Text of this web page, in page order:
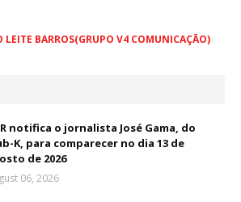
LEITE BARROS(GRUPO V4 COMUNICAÇÃO)
notifica o jornalista José Gama, do
K, para comparecer no dia 13 de
de 2026
06, 2026